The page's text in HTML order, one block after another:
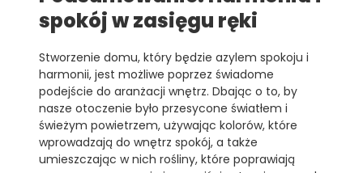
spokój w zasięgu ręki
Stworzenie domu, który będzie azylem spokoju i
harmonii, jest możliwe poprzez świadome
podejście do aranżacji wnętrz. Dbając o to, by
nasze otoczenie było przesycone światłem i
świeżym powietrzem, używając kolorów, które
wprowadzają do wnętrz spokój, a także
umieszczając w nich rośliny, które poprawiają